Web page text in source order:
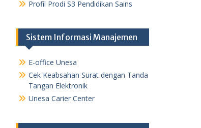
Profil Prodi S3 Pendidikan Sains
Sistem Informasi Manajemen
E-office Unesa
Cek Keabsahan Surat dengan Tanda
Tangan Elektronik
Unesa Carier Center